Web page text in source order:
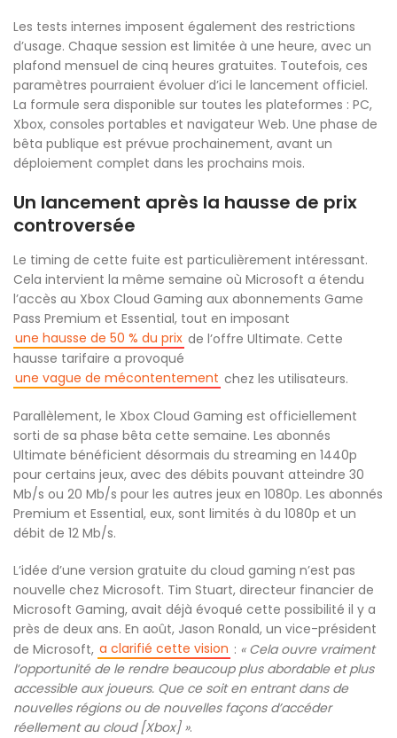
Les tests internes imposent également des restrictions
d’usage. Chaque session est limitée à une heure, avec un
plafond mensuel de cinq heures gratuites. Toutefois, ces
paramètres pourraient évoluer d’ici le lancement officiel.
La formule sera disponible sur toutes les plateformes : PC,
Xbox, consoles portables et navigateur Web. Une phase de
bêta publique est prévue prochainement, avant un
déploiement complet dans les prochains mois.
Un lancement après la hausse de prix
controversée
Le timing de cette fuite est particulièrement intéressant.
Cela intervient la même semaine où Microsoft a étendu
l’accès au Xbox Cloud Gaming aux abonnements Game
Pass Premium et Essential, tout en imposant
une hausse de 50 % du prix de l’offre Ultimate. Cette
hausse tarifaire a provoqué
une vague de mécontentement chez les utilisateurs.
Parallèlement, le Xbox Cloud Gaming est officiellement
sorti de sa phase bêta cette semaine. Les abonnés
Ultimate bénéficient désormais du streaming en 1440p
pour certains jeux, avec des débits pouvant atteindre 30
Mb/s ou 20 Mb/s pour les autres jeux en 1080p. Les abonnés
Premium et Essential, eux, sont limités à du 1080p et un
débit de 12 Mb/s.
L’idée d’une version gratuite du cloud gaming n’est pas
nouvelle chez Microsoft. Tim Stuart, directeur financier de
Microsoft Gaming, avait déjà évoqué cette possibilité il y a
près de deux ans. En août, Jason Ronald, un vice-président
de Microsoft, a clarifié cette vision : « Cela ouvre vraiment
l’opportunité de le rendre beaucoup plus abordable et plus
accessible aux joueurs. Que ce soit en entrant dans de
nouvelles régions ou de nouvelles façons d’accéder
réellement au cloud [Xbox] ».